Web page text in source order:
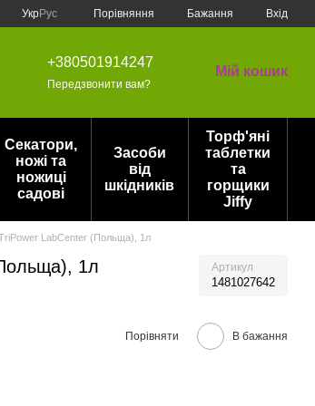
УкрРус Порівняння Бажання Вхід
+380501914247
Передзвонити вам?
Мій кошик
Секатори,
ножі та
ножиці
садові
Засоби
від
шкідників
Торф'яні
таблетки
та
горщики
Jiffy
TriPower LabCenter (Польща), 1л
1л Артикул
1481027642
Порівняти В бажання